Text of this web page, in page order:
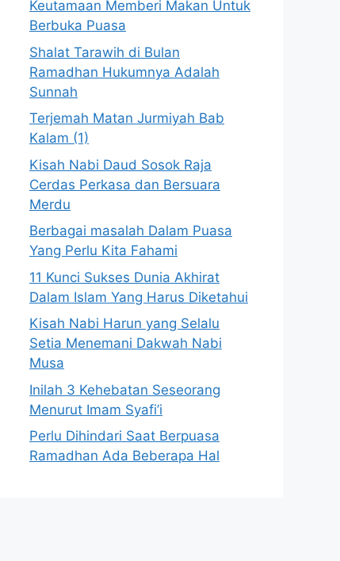
Keutamaan Memberi Makan Untuk
Berbuka Puasa
Shalat Tarawih di Bulan
Ramadhan Hukumnya Adalah
Sunnah
Terjemah Matan Jurmiyah Bab
Kalam (1)
Kisah Nabi Daud Sosok Raja
Cerdas Perkasa dan Bersuara
Merdu
Berbagai masalah Dalam Puasa
Yang Perlu Kita Fahami
11 Kunci Sukses Dunia Akhirat
Dalam Islam Yang Harus Diketahui
Kisah Nabi Harun yang Selalu
Setia Menemani Dakwah Nabi
Musa
Inilah 3 Kehebatan Seseorang
Menurut Imam Syafi’i
Perlu Dihindari Saat Berpuasa
Ramadhan Ada Beberapa Hal